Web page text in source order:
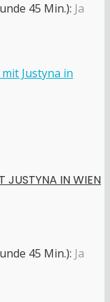
45 Min.): Ja
JUSTYNA IN WIEN
45 Min.): Ja